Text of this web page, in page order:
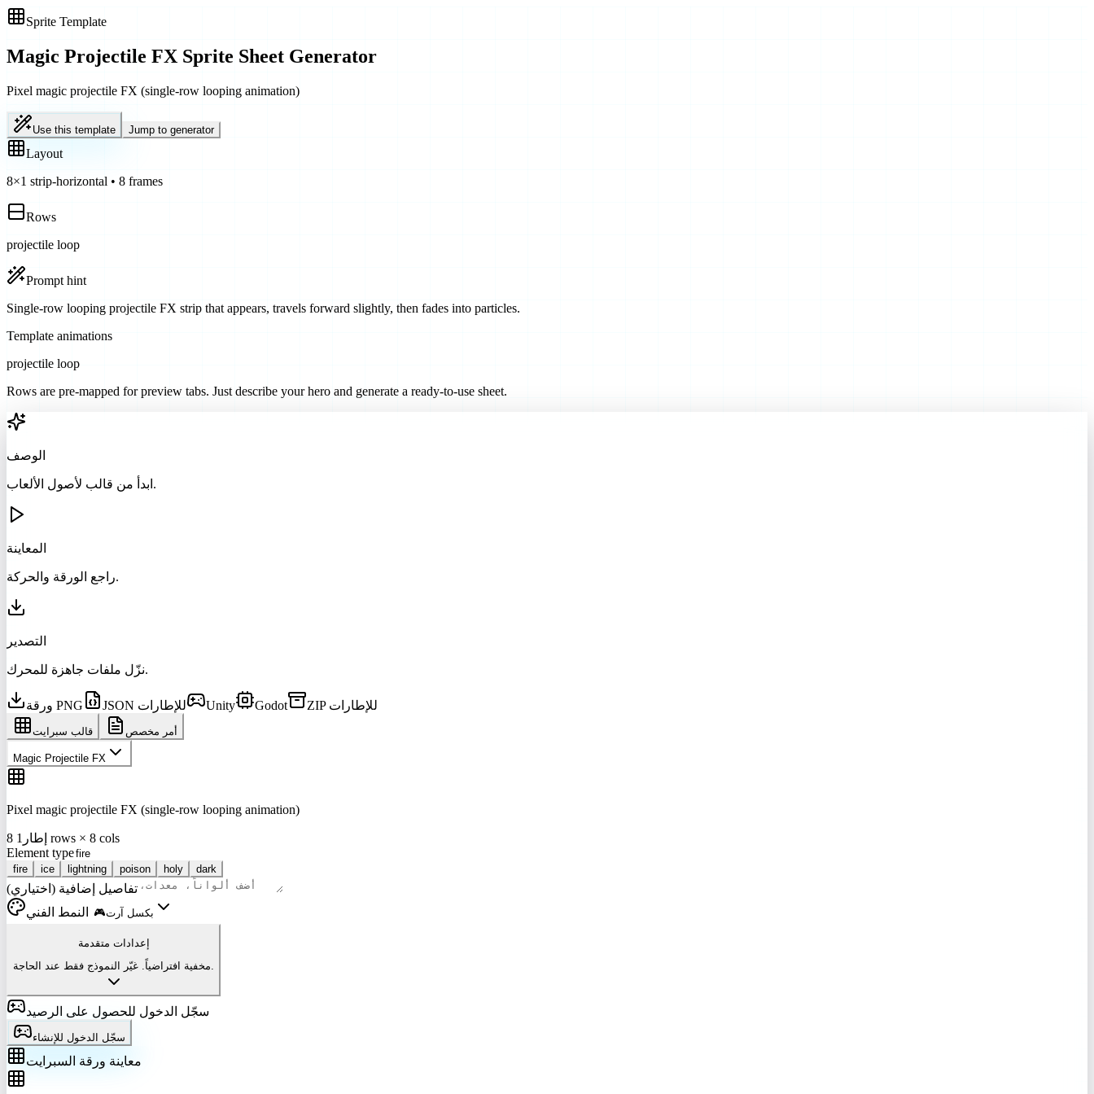
Sprite Template
Magic Projectile FX Sprite Sheet Generator
Pixel magic projectile FX (single-row looping animation)
Use this template Jump to generator
Layout
8×1 strip-horizontal • 8 frames
Rows
projectile loop
Prompt hint
Single-row looping projectile FX strip that appears, travels forward slightly, then fades into particles.
Template animations
projectile loop
Rows are pre-mapped for preview tabs. Just describe your hero and generate a ready-to-use sheet.
الوصف
ابدأ من قالب لأصول الألعاب.
المعاينة
راجع الورقة والحركة.
التصدير
نزّل ملفات جاهزة للمحرك.
ورقة PNG JSON للإطارات Unity Godot ZIP للإطارات
قالب سبرايت أمر مخصص
Magic Projectile FX
Pixel magic projectile FX (single-row looping animation)
8 إطار 1 rows × 8 cols
Element type
fire ice lightning poison holy dark
تفاصيل إضافية (اختياري)
النمط الفني
🎮بكسل آرت
إعدادات متقدمة
مخفية افتراضياً. غيّر النموذج فقط عند الحاجة.
سجّل الدخول للحصول على الرصيد
سجّل الدخول للإنشاء
معاينة ورقة السبرايت